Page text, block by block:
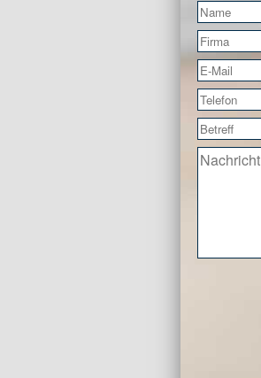
Name
Firma
E-Mail
Telefon
Betreff
Nachricht